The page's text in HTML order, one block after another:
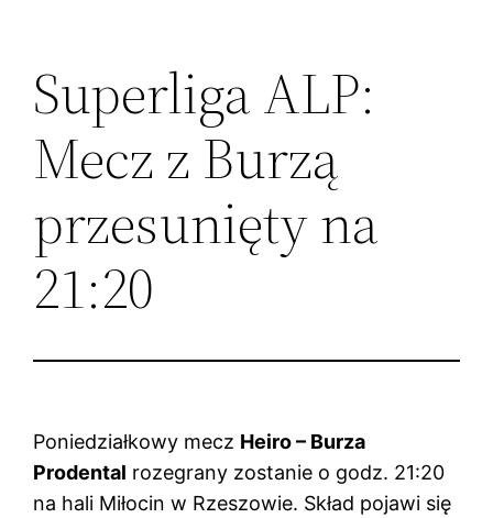
Superliga ALP:
Mecz z Burzą
przesunięty na
21:20
Poniedziałkowy mecz Heiro – Burza
Prodental rozegrany zostanie o godz. 21:20
na hali Miłocin w Rzeszowie. Skład pojawi się